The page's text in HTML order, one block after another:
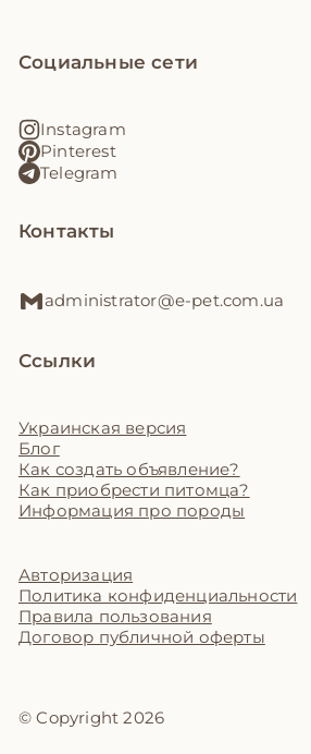
Социальные сети
Instagram
Pinterest
Telegram
Контакты
administrator@e-pet.com.ua
Ссылки
Украинская версия
Блог
Как создать объявление?
Как приобрести питомца?
Информация про породы
Авторизация
Политика конфиденциальности
Правила пользования
Договор публичной оферты
© Copyright 2026